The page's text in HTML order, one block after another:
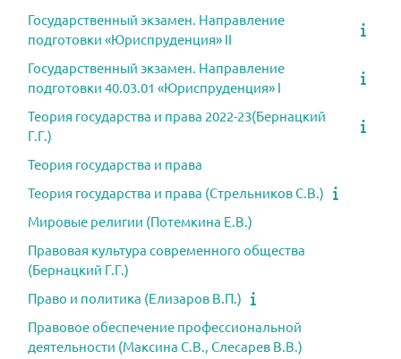
Государственный экзамен. Направление
подготовки «Юриспруденция» II
Государственный экзамен. Направление
подготовки 40.03.01 «Юриспруденция» I
Теория государства и права 2022-23(Бернацкий
Г.Г.)
Теория государства и права
Теория государства и права (Стрельников С.В.)
Мировые религии (Потемкина Е.В.)
Правовая культура современного общества
(Бернацкий Г.Г.)
Право и политика (Елизаров В.П.)
Правовое обеспечение профессиональной
деятельности (Максина С.В., Слесарев В.В.)